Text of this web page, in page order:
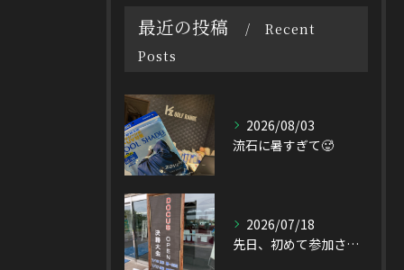
最近の投稿
Recent
Posts
2026/08/03
流石に暑すぎて🥵
2026/07/18
先日、初めて参加させて頂いたDOCUS OPEN Tourn...